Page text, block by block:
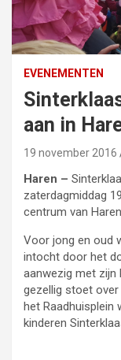
EVENEMENTEN
aan in
19 november 2016
Haren –
zaterdagmiddag
centrum van
Voor jong en oud
intocht door het
aanwezig met zijn
gezellig stoet
het Raadhuisplein
kinderen